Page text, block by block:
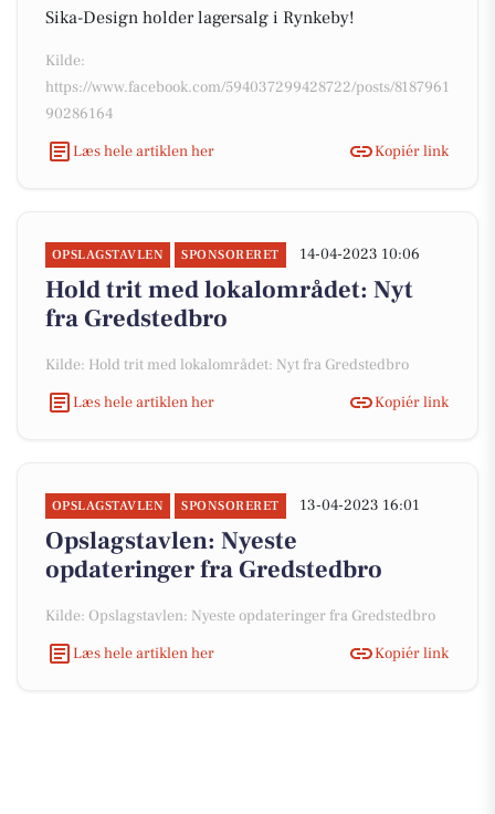
Sika-Design holder lagersalg i Rynkeby!
Kilde:
https://www.facebook.com/594037299428722/posts/8187961
90286164
Læs hele artiklen her
Kopiér link
OPSLAGSTAVLEN SPONSORERET 14-04-2023 10:06
Hold trit med lokalområdet: Nyt
fra Gredstedbro
Kilde: Hold trit med lokalområdet: Nyt fra Gredstedbro
Læs hele artiklen her
Kopiér link
OPSLAGSTAVLEN SPONSORERET 13-04-2023 16:01
Opslagstavlen: Nyeste
opdateringer fra Gredstedbro
Kilde: Opslagstavlen: Nyeste opdateringer fra Gredstedbro
Læs hele artiklen her
Kopiér link